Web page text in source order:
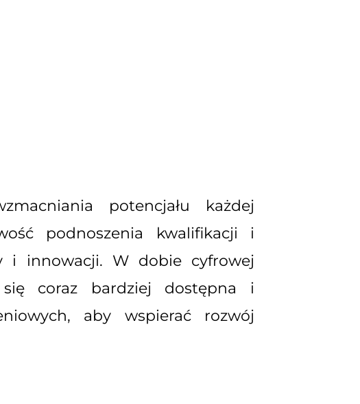
potencjału każdej
podnoszenia kwalifikacji i
i innowacji. W dobie cyfrowej
coraz bardziej dostępna i
aby wspierać rozwój